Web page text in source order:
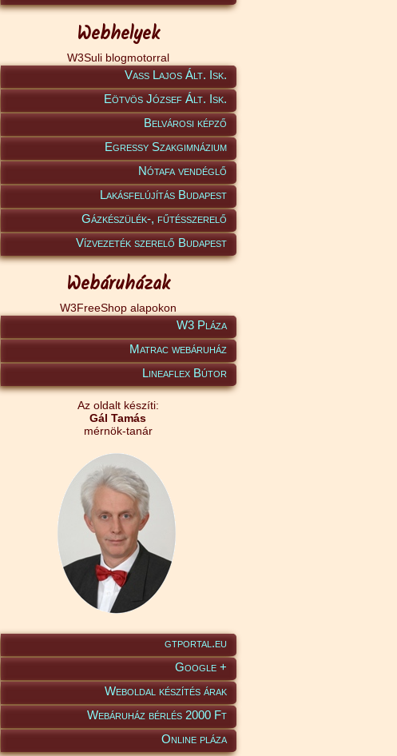
Webhelyek
W3Suli blogmotorral
Vass Lajos Ált. Isk.
Eötvös József Ált. Isk.
Belvárosi képző
Egressy Szakgimnázium
Nótafa vendéglő
Lakásfelújítás Budapest
Gázkészülék-, fűtésszerelő
Vízvezeték szerelő Budapest
Webáruházak
W3FreeShop alapokon
W3 Pláza
Matrac webáruház
Lineaflex Bútor
Az oldalt készíti:
Gál Tamás
mérnök-tanár
gtportal.eu
Google +
Weboldal készítés árak
Webáruház bérlés 2000 Ft
Online pláza